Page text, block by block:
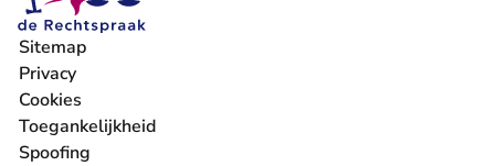
Sitemap
Privacy
Cookies
Toegankelijkheid
Spoofing